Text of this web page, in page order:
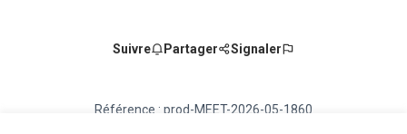
Suivre Partager Signaler
Référence : prod-MEET-2026-05-1860